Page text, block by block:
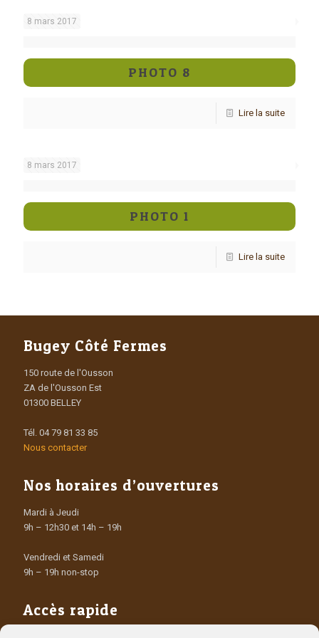
8 mars 2017
PHOTO 8
Lire la suite
8 mars 2017
PHOTO 1
Lire la suite
Bugey Côté Fermes
150 route de l'Ousson
ZA de l'Ousson Est
01300 BELLEY
Tél. 04 79 81 33 85
Nous contacter
Nos horaires d’ouvertures
Mardi à Jeudi
9h – 12h30 et 14h – 19h
Vendredi et Samedi
9h – 19h non-stop
Accès rapide